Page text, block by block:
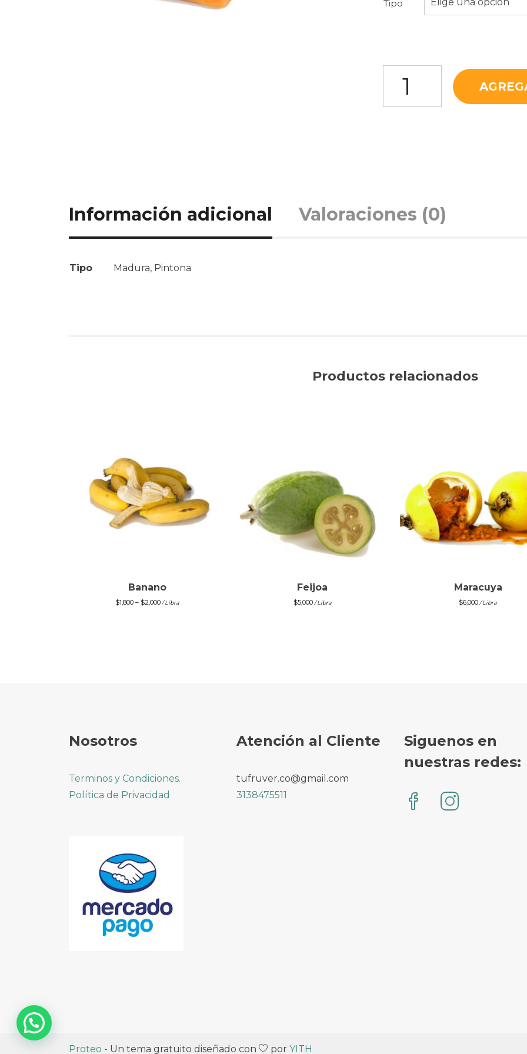
Tipo
Papaya cantidad
Información adicional Valoraciones (0)
Tipo Madura, Pintona
Productos relacionados
Banano
$1,800– $2,000/ Libra
Feijoa
$5,000/ Libra
Maracuya
$6,000/ Libra
Nosotros
Terminos y Condiciones.
Política de Privacidad
Atención al Cliente
tufruver.co@gmail.com
3138475511
Siguenos en
nuestras redes:
Proteo - Un tema gratuito diseñado con por YITH